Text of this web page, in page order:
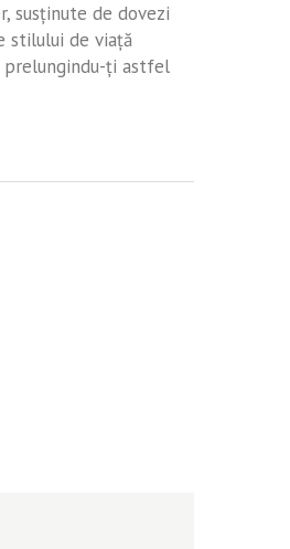
susţinute de dovezi
stilului de viaţă
ţi astfel